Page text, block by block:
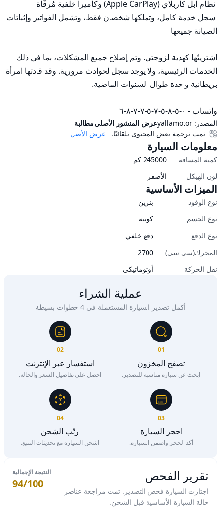
واتساب - ٠-٥-٨-٥-٧-٥-٧-٧-٨-٦
المصدر: yallamotorعرض المنشور الأصليمطالبة
عرض الأصل
تمت ترجمة بعض المحتوى تلقائيًا.
معلومات السيارة
كمية المسافة 245000 كم
لون الهيكل
الأصفر
الميزات الأساسية
نوع الوقود
بنزين
نوع الجسم
كوبيه
نوع الدفع
دفع خلفي
المحرك(سي سي)
2700
نقل الحركة
أوتوماتيكي
عملية الشراء
أكمل تصدير السيارة المستعملة في 4 خطوات بسيطة
01
تصفح المخزون
ابحث عن سيارة مناسبة للتصدير.
02
استفسار عبر الإنترنت
احصل على تفاصيل السعر والحالة.
03
احجز السيارة
أكد الحجز واضمن السيارة.
04
رتّب الشحن
اشحن السيارة مع تحديثات التتبع.
تقرير الفحص
اجتازت السيارة فحص التصدير. تمت مراجعة عناصر
حالة السيارة الأساسية قبل الشحن.
النتيجة الإجمالية
94/100